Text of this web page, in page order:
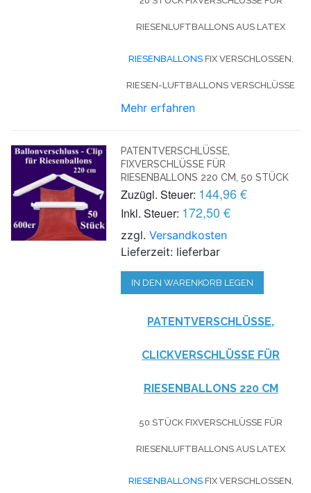
RIESENLUFTBALLONS AUS LATEX
RIESENBALLONSFIX VERSCHLOSSEN,
RIESEN-LUFTBALLONS VERSCHLÜSSE
Mehr erfahren
PATENTVERSCHLÜSSE,
FIXVERSCHLÜSSE FÜR
RIESENBALLONS 220 CM, 50 STÜCK
Zuzügl. Steuer: 144,96 €
Inkl. Steuer: 172,50 €
zzgl.Versandkosten
Lieferzeit: lieferbar
IN DEN WARENKORB LEGEN
PATENTVERSCHLÜSSE,
CLICKVERSCHLÜSSE FÜR
RIESENBALLONS 220 CM
50 STÜCK FIXVERSCHLÜSSE FÜR
RIESENLUFTBALLONS AUS LATEX
RIESENBALLONSFIX VERSCHLOSSEN,